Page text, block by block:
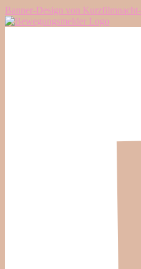
Banner-Design von